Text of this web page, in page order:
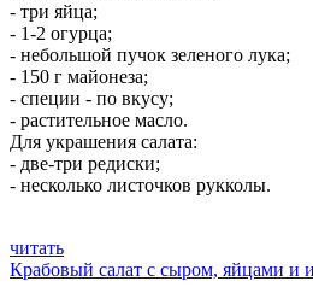
- три яйца;
- 1-2 огурца;
- небольшой пучок зеленого лука;
- 150 г майонеза;
- специи - по вкусу;
- растительное масло.
Для украшения салата:
- две-три редиски;
- несколько листочков рукколы.
читать
Крабовый салат с сыром, яйцами и